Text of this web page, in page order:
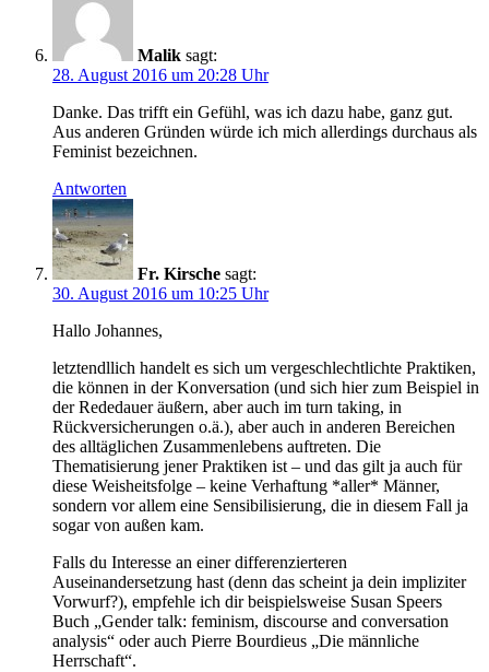
Malik sagt:
28. August 2016 um 20:28 Uhr
Danke. Das trifft ein Gefühl, was ich dazu habe, ganz gut.
Aus anderen Gründen würde ich mich allerdings durchaus als
Feminist bezeichnen.
Antworten
Fr. Kirsche sagt:
30. August 2016 um 10:25 Uhr
Hallo Johannes,
letztendllich handelt es sich um vergeschlechtlichte Praktiken,
die können in der Konversation (und sich hier zum Beispiel in
der Rededauer äußern, aber auch im turn taking, in
Rückversicherungen o.ä.), aber auch in anderen Bereichen
des alltäglichen Zusammenlebens auftreten. Die
Thematisierung jener Praktiken ist – und das gilt ja auch für
diese Weisheitsfolge – keine Verhaftung *aller* Männer,
sondern vor allem eine Sensibilisierung, die in diesem Fall ja
sogar von außen kam.
Falls du Interesse an einer differenzierteren
Auseinandersetzung hast (denn das scheint ja dein impliziter
Vorwurf?), empfehle ich dir beispielsweise Susan Speers
Buch „Gender talk: feminism, discourse and conversation
analysis“ oder auch Pierre Bourdieus „Die männliche
Herrschaft“.